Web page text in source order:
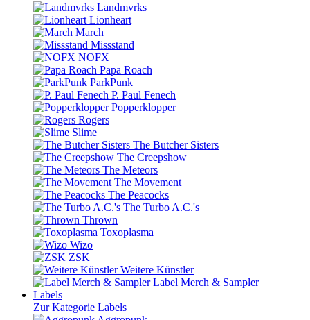
Landmvrks
Lionheart
March
Missstand
NOFX
Papa Roach
ParkPunk
P. Paul Fenech
Popperklopper
Rogers
Slime
The Butcher Sisters
The Creepshow
The Meteors
The Movement
The Peacocks
The Turbo A.C.'s
Thrown
Toxoplasma
Wizo
ZSK
Weitere Künstler
Label Merch & Sampler
Labels
Zur Kategorie Labels